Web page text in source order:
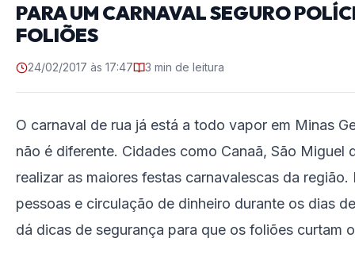
PARA UM CARNAVAL SEGURO
FOLIÕES
24/02/2017 às 17:47 3 min de leitura
O carnaval de rua já está a todo vapor em Minas
não é diferente. Cidades como Canaã, São Miguel
realizar as maiores festas carnavalescas da
pessoas e circulação de dinheiro durante os dias
dá dicas de segurança para que os foliões curtam